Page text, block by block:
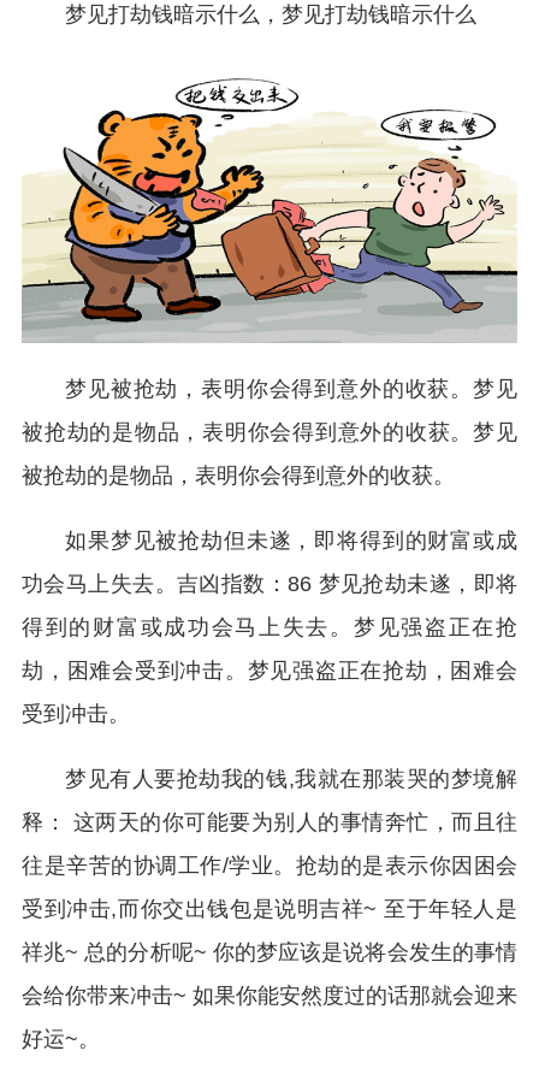
梦见打劫钱暗示什么，梦见打劫钱暗示什么
梦见被抢劫，表明你会得到意外的收获。梦见
被抢劫的是物品，表明你会得到意外的收获。梦见
被抢劫的是物品，表明你会得到意外的收获。
如果梦见被抢劫但未遂，即将得到的财富或成
功会马上失去。吉凶指数：86 梦见抢劫未遂，即将
得到的财富或成功会马上失去。梦见强盗正在抢
劫，困难会受到冲击。梦见强盗正在抢劫，困难会
受到冲击。
梦见有人要抢劫我的钱,我就在那装哭的梦境解
释： 这两天的你可能要为别人的事情奔忙，而且往
往是辛苦的协调工作/学业。抢劫的是表示你因困会
受到冲击,而你交出钱包是说明吉祥~ 至于年轻人是
祥兆~ 总的分析呢~ 你的梦应该是说将会发生的事情
会给你带来冲击~ 如果你能安然度过的话那就会迎来
好运~。